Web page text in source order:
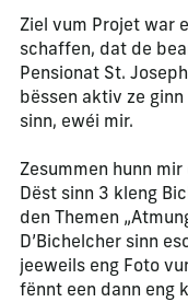
Ziel vum Projet war
schaffen, dat de
Pensionat St.
bëssen aktiv ze ginn
sinn, ewéi mir.
Zesummen hunn mir
Dëst sinn 3 kleng
den Themen
D’Bichelcher sinn
jeeweils eng Foto
fënnt een dann eng